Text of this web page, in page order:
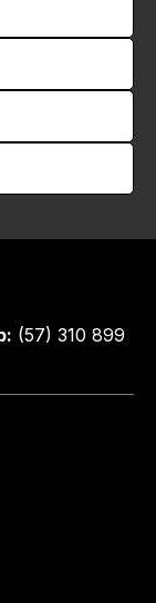
(57) 310 899